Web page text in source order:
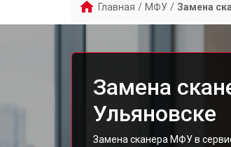
Главная / МФУ / Замена
Замена
Ульяновске
Замена сканера МФУ в